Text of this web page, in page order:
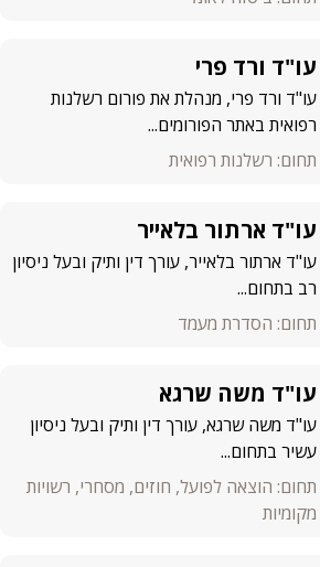
עו"ד ורד פרי
עו"ד ורד פרי, מנהלת את פורום רשלנות
רפואית באתר הפורומים...
תחום: רשלנות רפואית
עו"ד ארתור בלאייר
עו"ד ארתור בלאייר, עורך דין ותיק ובעל ניסיון
רב בתחום...
תחום: הסדרת מעמד
עו"ד משה שרגא
עו"ד משה שרגא, עורך דין ותיק ובעל ניסיון
עשיר בתחום...
תחום: הוצאה לפועל, חוזים, מסחרי, רשויות
מקומיות